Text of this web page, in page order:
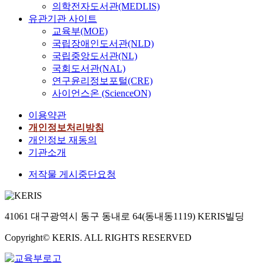
의학전자도서관(MEDLIS)
유관기관 사이트
교육부(MOE)
국립장애인도서관(NLD)
국립중앙도서관(NL)
국회도서관(NAL)
연구윤리정보포털(CRE)
사이언스온 (ScienceON)
이용약관
개인정보처리방침
개인정보 재동의
기관소개
저작물 게시중단요청
41061 대구광역시 동구 동내로 64(동내동1119) KERIS빌딩
Copyright© KERIS. ALL RIGHTS RESERVED